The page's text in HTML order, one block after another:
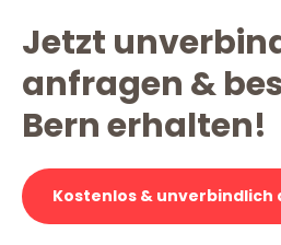
Jetzt
anfragen &
Bern erhalten!
Kostenlos &